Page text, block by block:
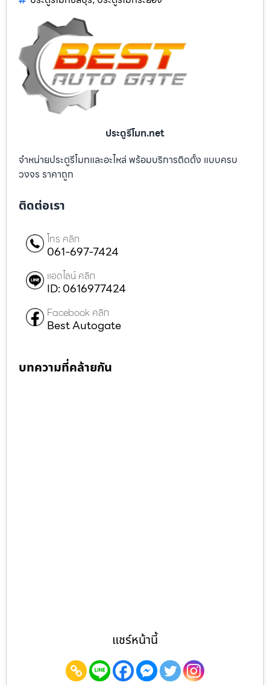
ประตูรีโมท.net
จำหน่ายประตูรีโมทและอะไหล่ พร้อมบริการติดตั้ง แบบครบ
วงจร ราคาถูก
ติดต่อเรา
โทร คลิก
061-697-7424
แอดไลน์ คลิก
ID: 0616977424
Facebook คลิก
Best Autogate
บทความที่คล้ายกัน
แชร์หน้านี้